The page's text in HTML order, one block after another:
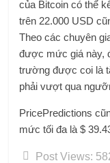
của Bitcoin có thể
trên 22.000 USD
Theo các chuyên
được mức giá này,
trường được coi là
phải vượt qua
PricePredictions
mức tối đa là $
Post Views: